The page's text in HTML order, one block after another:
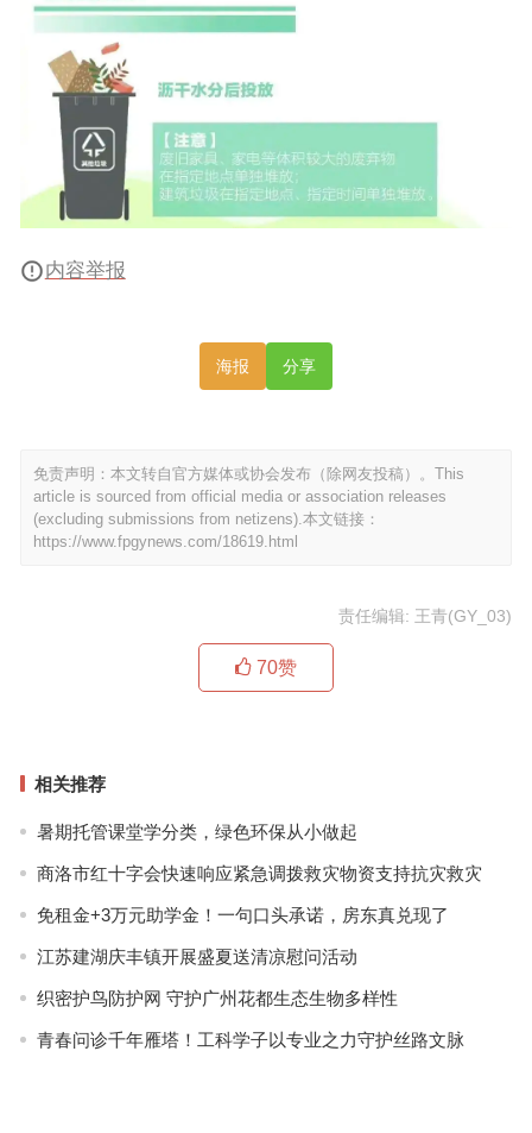
内容举报
海报 分享
免责声明：本文转自官方媒体或协会发布（除网友投稿）。This
article is sourced from official media or association releases
(excluding submissions from netizens).本文链接：
https://www.fpgynews.com/18619.html
责任编辑: 王青(GY_03)
70赞
相关推荐
暑期托管课堂学分类，绿色环保从小做起
商洛市红十字会快速响应紧急调拨救灾物资支持抗灾救灾
免租金+3万元助学金！一句口头承诺，房东真兑现了
江苏建湖庆丰镇开展盛夏送清凉慰问活动
织密护鸟防护网 守护广州花都生态生物多样性
青春问诊千年雁塔！工科学子以专业之力守护丝路文脉